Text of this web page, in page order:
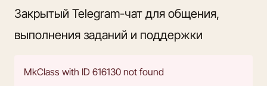
Закрытый Telegram-чат для общения,
выполнения заданий и поддержки
MkClass with ID 616130 not found